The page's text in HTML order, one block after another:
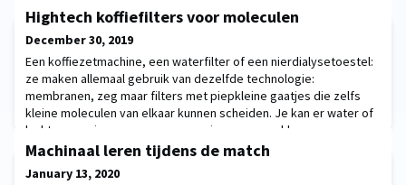
Hightech koffiefilters voor moleculen
December 30, 2019
Een koffiezetmachine, een waterfilter of een nierdialysetoestel:
ze maken allemaal gebruik van dezelfde technologie:
membranen, zeg maar filters met piepkleine gaatjes die zelfs
kleine moleculen van elkaar kunnen scheiden. Je kan er water of
lucht mee zuiveren, groene energie mee opwekken en
stockeren, maar ook voedingstoffen of medicijnen mee maken.
De bio-ingenieurs van KU Leuven doen volop onde
Machinaal leren tijdens de match
January 13, 2020